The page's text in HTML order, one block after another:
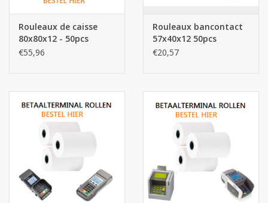
Rouleaux de caisse thermiques
Produits d'hygiène
Cadeaux d'entreprise
Machines à café
Matériel d'emballage
Fournitures de bureau
Rouleaux de caisse
80x80x12 - 50pcs
€55,96
Rouleaux bancontact
57x40x12 50pcs
€20,57